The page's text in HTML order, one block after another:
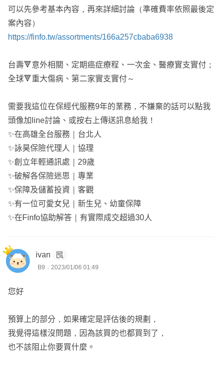
-3-4-3(牙科手術)，不含2-2-6(醫療處置)，非上述健保支付
標準中手術項目不理賠。
如果考量到80歲以後沒有了醫療實支實付，預算也夠那就
(2)臻愛20防癌一年期健康保險附約 (XCC)
要提供檢驗報告，且仍在重度癌症的狀態才可持續領取。
重度癌症給付保額25萬 ; 特定癌症50萬(最高) 額度偏低，建
議癌症險一次給付為主最好要有200萬~300萬左右才會比較
安全，可以轉嫁癌症初期的龐大住院外開銷，例如標靶藥
物，新式療法等等.....💥將XCC保費移至提高「XDE重大傷
病」會比XCC效益來得好。
----------
宏泰人壽 -
(1)意吉棒終身傷害保險 (NPC)
只限意外 ; 疾病不賠，約有64%的失能機率是因為疾病造成
的，建議增加「失能險」包含意外與疾病致殘的風險，避免
保費比較便宜且保障可以做得比較高(包含高額的意外燒燙
傷、大眾運輸增額給付.....等等)，⚠️但要注意產險意外險都
沒有保證續保。 💥可參考 法國巴黎產物 - 永保平安
可以先參考基本內容，再來詳細討論（準確費率依照最後定
案內容）
https://finfo.tw/assortments/166a257cbaba6938
台壽🔻意外相關、定期癌症療程、一次金、醫療實支實付；
全球🔻重大傷病、第二家實支實付～
需要我這位在保經代服務9年的業務，不嫌棄的話可以點我
頭像加line討論、或按右上傳送訊息給我！
✨在高雄全台服務｜台北人
✨詠昊保險代理人｜協理
✨創立年輕通訊處｜29歲
✨破解各保險迷思｜專業
✨保障及儲蓄投資｜客觀
✨有一位可愛女兒｜新生兒、幼童保障
✨在Finfo協助解答｜有實際成交超過30人
ivan
B9．2023/01/06 01:49
您好
預算上的部分，如果確定是評估後的規劃，
我覺得這樣沒問題，因為該買的也都買到了，
也不該阻止你要買什麼。